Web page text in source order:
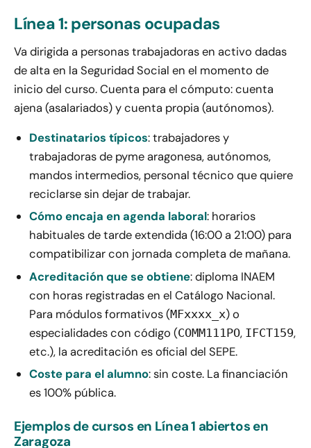
Línea 1: personas ocupadas
Va dirigida a personas trabajadoras en activo dadas
de alta en la Seguridad Social en el momento de
inicio del curso. Cuenta para el cómputo: cuenta
ajena (asalariados) y cuenta propia (autónomos).
Destinatarios típicos: trabajadores y
trabajadoras de pyme aragonesa, autónomos,
mandos intermedios, personal técnico que quiere
reciclarse sin dejar de trabajar.
Cómo encaja en agenda laboral: horarios
habituales de tarde extendida (16:00 a 21:00) para
compatibilizar con jornada completa de mañana.
Acreditación que se obtiene: diploma INAEM
con horas registradas en el Catálogo Nacional.
Para módulos formativos (MFxxxx_x) o
especialidades con código (COMM111PO, IFCT159,
etc.), la acreditación es oficial del SEPE.
Coste para el alumno: sin coste. La financiación
es 100% pública.
Ejemplos de cursos en Línea 1 abiertos en
Zaragoza